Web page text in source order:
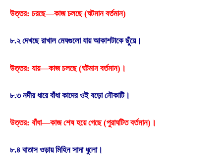
উত্তর: চরছে—কাজ চলছে (ঘটমান বর্তমান)
৮.২ দেখছে রাখাল মেঘগুলাে যায় আকাশটাকে ছুঁয়ে।
উত্তর: যায়—কাজ চলছে (ঘটমান বর্তমান)।
৮.৩ নদীর ধারে বাঁধা কাদের ওই বড়াে নৌকাটি।
উত্তর: বাঁধা—কাজ শেষ হয়ে গেছে (পুরাঘটিত বর্তমান)।
৮.৪ বাতাস ওড়ায় মিহিন সাদা ধুলাে।